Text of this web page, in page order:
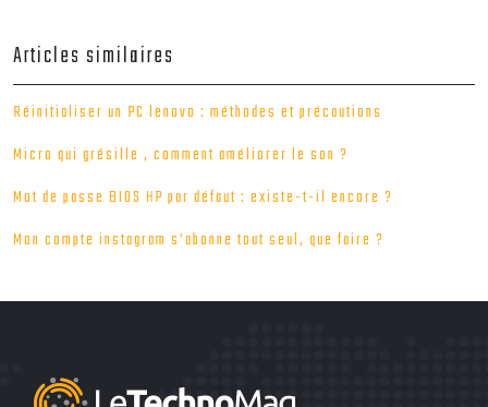
Articles similaires
Réinitialiser un PC lenovo : méthodes et précautions
Micro qui grésille , comment améliorer le son ?
Mot de passe BIOS HP par défaut : existe-t-il encore ?
Mon compte instagram s’abonne tout seul, que faire ?